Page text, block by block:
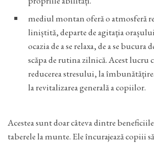
mediul montan oferă o atmosferă
liniștită, departe de agitația
ocazia de a se relaxa, de a se bucura
scăpa de rutina zilnică. Acest
reducerea stresului, la
la revitalizarea generală a copiilor.
Acestea sunt doar câteva dintre
taberele la munte. Ele încurajează copiii